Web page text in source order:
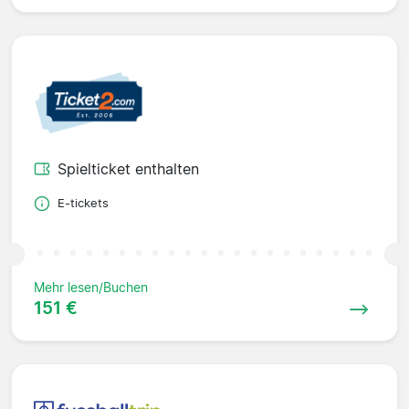
Spielticket enthalten
E-tickets
Mehr lesen/Buchen
151 €